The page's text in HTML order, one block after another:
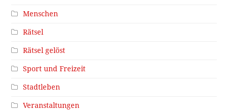
Menschen
Rätsel
Rätsel gelöst
Sport und Freizeit
Stadtleben
Veranstaltungen